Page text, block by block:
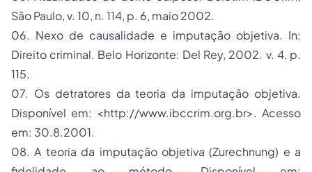
São Paulo, v. 10, n. 114, p. 6, maio 2002.
06. Nexo de causalidade e imputação objetiva. In:
Direito criminal. Belo Horizonte: Del Rey, 2002. v. 4, p.
115.
07. Os detratores da teoria da imputação objetiva.
Disponível em: <http://www.ibccrim.org.br>. Acesso
em: 30.8.2001.
08. A teoria da imputação objetiva (Zurechnung) e a